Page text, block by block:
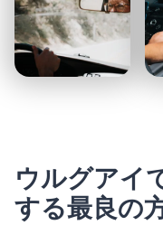
ウルグアイ
する最良の